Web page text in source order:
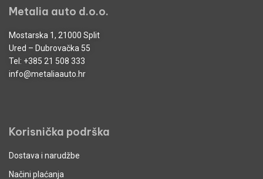
Metalia auto d.o.o.
Mostarska 1, 21000 Split
Ured – Dubrovačka 55
Tel: +385 21 508 333
info@metaliaauto.hr
Korisnička podrška
Dostava i narudžbe
Načini plaćanja